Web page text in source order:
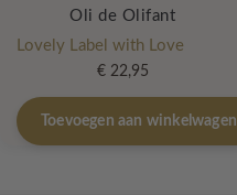
Oli de Olifant
Lovely Label with Love
€22,95
Toevoegen aan winkelwagen